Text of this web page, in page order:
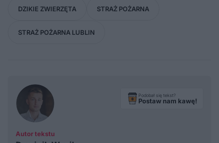
DZIKIE ZWIERZĘTA STRAŻ POŻARNA
STRAŻ POŻARNA LUBLIN
Autor tekstu
Podobał się tekst?
Postaw nam kawę!